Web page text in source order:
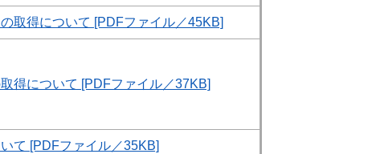
取​得について​ [PDFファイル／45KB]
得について [PDFファイル／37KB]
て [PDFファイル／35KB]